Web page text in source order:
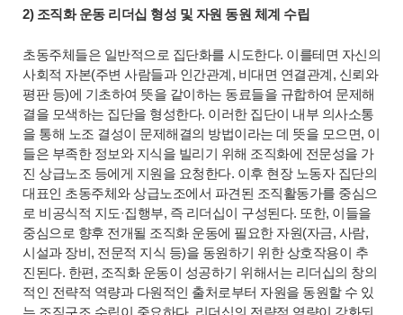
2) 조직화 운동 리더십 형성 및 자원 동원 체계 수립
초동주체들은 일반적으로 집단화를 시도한다. 이를테면 자신의
사회적 자본(주변 사람들과 인간관계, 비대면 연결관계, 신뢰와
평판 등)에 기초하여 뜻을 같이하는 동료들을 규합하여 문제해
결을 모색하는 집단을 형성한다. 이러한 집단이 내부 의사소통
을 통해 노조 결성이 문제해결의 방법이라는 데 뜻을 모으면, 이
들은 부족한 정보와 지식을 빌리기 위해 조직화에 전문성을 가
진 상급노조 등에게 지원을 요청한다. 이후 현장 노동자 집단의
대표인 초동주체와 상급노조에서 파견된 조직활동가를 중심으
로 비공식적 지도·집행부, 즉 리더십이 구성된다. 또한, 이들을
중심으로 향후 전개될 조직화 운동에 필요한 자원(자금, 사람,
시설과 장비, 전문적 지식 등)을 동원하기 위한 상호작용이 추
진된다. 한편, 조직화 운동이 성공하기 위해서는 리더십의 창의
적인 전략적 역량과 다원적인 출처로부터 자원을 동원할 수 있